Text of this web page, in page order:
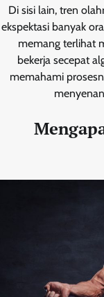
Di sisi lain, tren
ekspektasi banyak
memang terlihat
bekerja secepat
memahami